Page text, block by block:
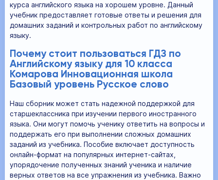
курса английского языка на хорошем уровне. Данный
учебник предоставляет готовые ответы и решения для
домашних заданий и контрольных работ по английскому
языку.
Почему стоит пользоваться ГДЗ по
Английскому языку для 10 класса
Комарова Инновационная школа
Базовый уровень Русское слово
Наш сборник может стать надежной поддержкой для
старшеклассника при изучении первого иностранного
языка. Они могут помочь ученику ответить на вопросы и
поддержать его при выполнении сложных домашних
заданий из учебника. Пособие включает доступность
онлайн-формат на популярных интернет-сайтах,
упорядочение полученных знаний ученика и наличие
верных ответов на все упражнения из учебника. Важно